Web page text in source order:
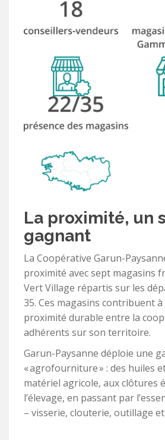
La proximité, un
gagnant
La Coopérative Garun-
proximité avec sept magasins
Vert Village répartis sur les
35. Ces magasins contribuent
proximité durable entre la
adhérents sur son territoire.
Garun-Paysanne déploie une
« agrofourniture » : des huiles
matériel agricole, aux clôtures
l’élevage, en passant par
– visserie, clouterie, outillage